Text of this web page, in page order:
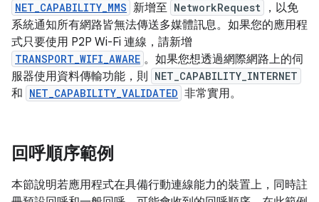
NET_CAPABILITY_MMS 新增至 NetworkRequest
，以免
系統通知所有網路皆無法傳送多媒體訊息。如果您的應用程
式只要使用 P2P Wi-Fi 連線，請新增
TRANSPORT_WIFI_AWARE 。如果您想透過網際網路上的伺
服器使用資料傳輸功能，則
NET_CAPABILITY_INTERNET
和 NET_CAPABILITY_VALIDATED 非常實用。
回呼順序範例
本節說明若應用程式在具備行動連線能力的裝置上，同時註